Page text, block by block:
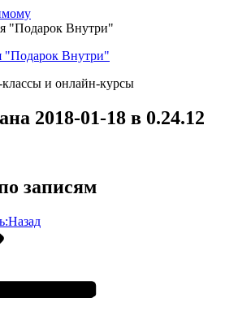
Внутри"
классы и онлайн-курсы
2018-01-18 в 0.24.12
записям
Назад